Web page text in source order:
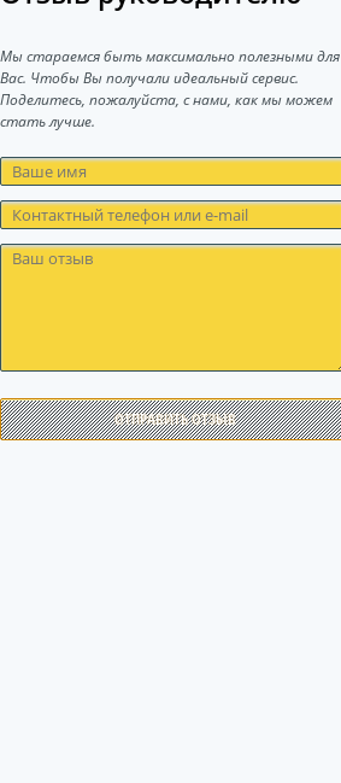
Мы стараемся быть максимально полезными для
Вас. Чтобы Вы получали идеальный сервис.
Поделитесь, пожалуйста, с нами, как мы можем
стать лучше.
ОТПРАВИТЬ ОТЗЫВ